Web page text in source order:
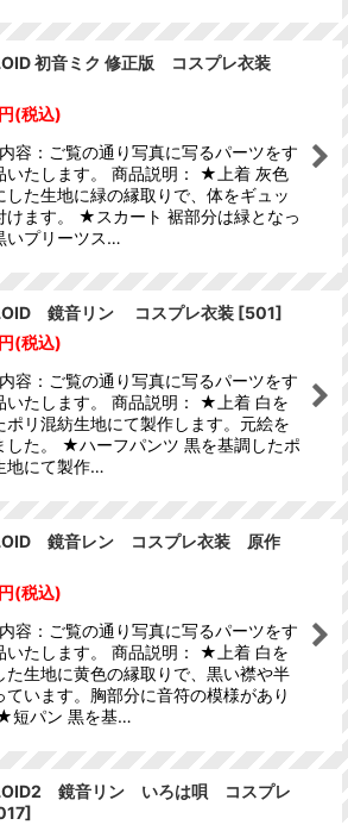
初音ミク 修正版 コスプレ衣装
円(税込)
容：ご覧の通り写真に写るパーツをす
いたします。 商品説明： ★上着 灰色
した生地に緑の縁取りで、体をギュッ
けます。 ★スカート 裾部分は緑となっ
いプリーツス…
鏡音リン コスプレ衣装 [501]
円(税込)
容：ご覧の通り写真に写るパーツをす
いたします。 商品説明： ★上着 白を
ポリ混紡生地にて製作します。元絵を
した。 ★ハーフパンツ 黒を基調したポ
地にて製作…
鏡音レン コスプレ衣装 原作
円(税込)
容：ご覧の通り写真に写るパーツをす
いたします。 商品説明： ★上着 白を
た生地に黄色の縁取りで、黒い襟や半
ています。胸部分に音符の模様があり
短パン 黒を基…
鏡音リン いろは唄 コスプレ
]